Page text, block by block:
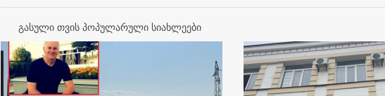
გასული თვის პოპულარული სიახლეები